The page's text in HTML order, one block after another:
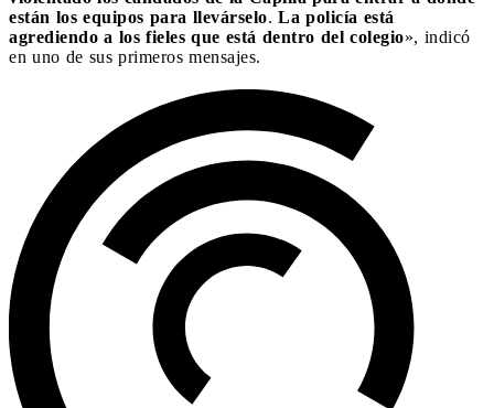
están los equipos para llevárselo. La policía está
agrediendo a los fieles que está dentro del colegio», indicó
en uno de sus primeros mensajes.